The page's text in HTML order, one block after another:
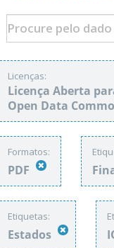
Licenças:
Licença Aberta
Open Data
Formatos:
PDF
Etiquetas:
Estados